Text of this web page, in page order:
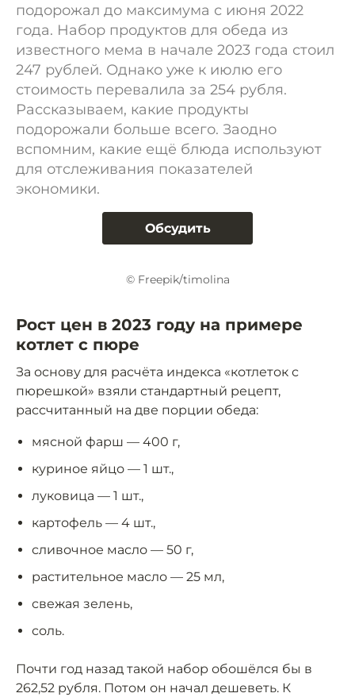
подорожал до максимума с июня 2022
года. Набор продуктов для обеда из
известного мема в начале 2023 года стоил
247 рублей. Однако уже к июлю его
стоимость перевалила за 254 рубля.
Рассказываем, какие продукты
подорожали больше всего. Заодно
вспомним, какие ещё блюда используют
для отслеживания показателей
экономики.
Обсудить
© Freepik/timolina
Рост цен в 2023 году на примере
котлет с пюре
За основу для расчёта индекса «котлеток с
пюрешкой» взяли стандартный рецепт,
рассчитанный на две порции обеда:
мясной фарш — 400 г,
куриное яйцо — 1 шт.,
луковица — 1 шт.,
картофель — 4 шт.,
сливочное масло — 50 г,
растительное масло — 25 мл,
свежая зелень,
соль.
Почти год назад такой набор обошёлся бы в
262,52 рубля. Потом он начал дешеветь. К